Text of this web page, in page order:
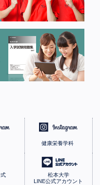
健康栄養学科
松本大学
LINE公式アカウント